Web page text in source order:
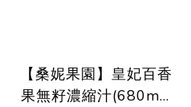
【桑妮果園】皇妃百香
果無籽濃縮汁(680ml)